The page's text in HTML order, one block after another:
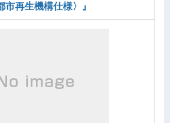
市再生機構仕様〉』